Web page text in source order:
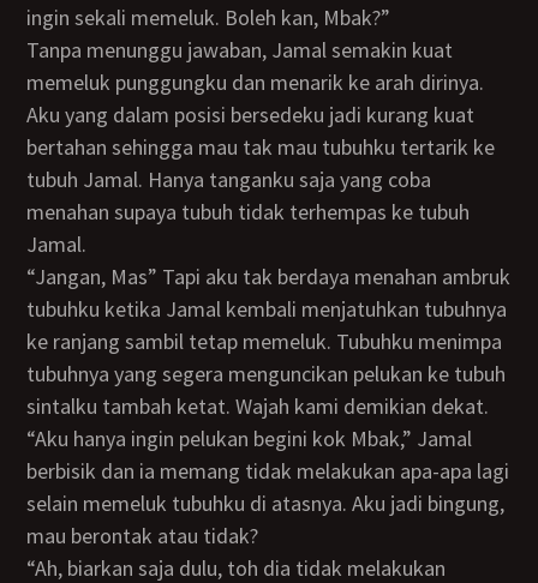
ingin sekali memeluk. Boleh kan, Mbak?”
Tanpa menunggu jawaban, Jamal semakin kuat
memeluk punggungku dan menarik ke arah dirinya.
Aku yang dalam posisi bersedeku jadi kurang kuat
bertahan sehingga mau tak mau tubuhku tertarik ke
tubuh Jamal. Hanya tanganku saja yang coba
menahan supaya tubuh tidak terhempas ke tubuh
Jamal.
“Jangan, Mas” Tapi aku tak berdaya menahan ambruk
tubuhku ketika Jamal kembali menjatuhkan tubuhnya
ke ranjang sambil tetap memeluk. Tubuhku menimpa
tubuhnya yang segera menguncikan pelukan ke tubuh
sintalku tambah ketat. Wajah kami demikian dekat.
“Aku hanya ingin pelukan begini kok Mbak,” Jamal
berbisik dan ia memang tidak melakukan apa-apa lagi
selain memeluk tubuhku di atasnya. Aku jadi bingung,
mau berontak atau tidak?
“Ah, biarkan saja dulu, toh dia tidak melakukan